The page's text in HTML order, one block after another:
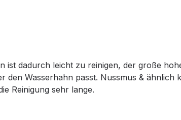
ist dadurch leicht zu reinigen, der große
den Wasserhahn passt. Nussmus &
Reinigung sehr lange.